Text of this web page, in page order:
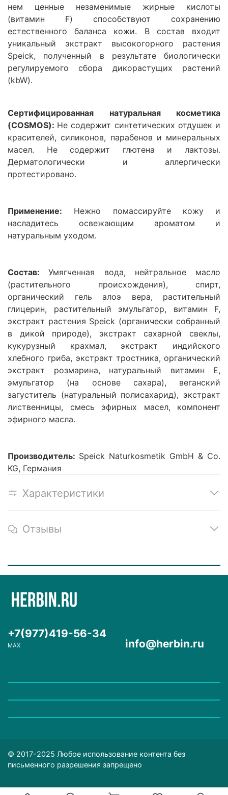
нем ценные незаменимые жирные кислоты
(витамин F) способствуют сохранению
естественного баланса кожи. В состав входит
уникальный экстракт высокогорного растения
Speick, полученный в результате биологически
регулируемого сбора дикорастущих растений
(kbW).
Сертифицированная натуральная косметика
(COSMOS): Не содержит синтетических отдушек и
красителей, силиконов, парабенов и минеральных
масел. Не содержит глютена и лактозы.
Дерматологически и аллергически
протестировано.
Применение: Нежно помассируйте кожу и
насладитесь освежающим ароматом и
натуральным уходом.
Состав:Умягченная вода, нейтральное масло
(растительного происхождения), спирт,
органический гель алоэ вера, растительный
глицерин, растительный эмульгатор, витамин F,
экстракт растения Speick (органически собранный
в дикой природе), экстракт сахарной свеклы,
кукурузный крахмал, экстракт индийского
хлебного гриба, экстракт тростника, органический
экстракт розмарина, натуральный витамин E,
эмульгатор (на основе сахара), веганский
загуститель (натуральный полисахарид), экстракт
лиственницы, смесь эфирных масел, компонент
эфирного масла.
Производитель: Speick Naturkosmetik GmbH & Co.
KG, Германия
Характеристики
Отзывы
+7(977)419-56-34
MAX info@herbin.ru
© 2017-2025 Любое использование контента без
письменного разрешения запрещено